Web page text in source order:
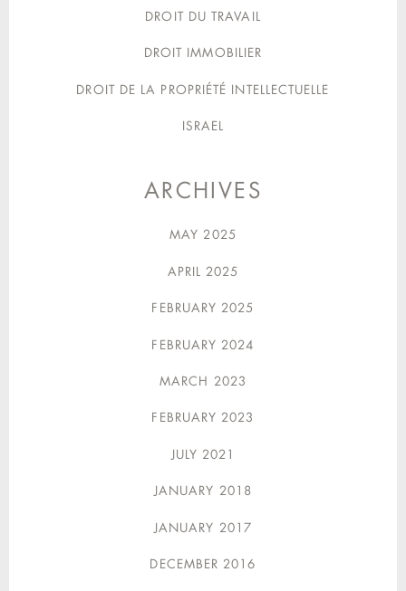
DROIT DU TRAVAIL
DROIT IMMOBILIER
DROIT DE LA PROPRIÉTÉ INTELLECTUELLE
ISRAEL
ARCHIVES
MAY 2025
APRIL 2025
FEBRUARY 2025
FEBRUARY 2024
MARCH 2023
FEBRUARY 2023
JULY 2021
JANUARY 2018
JANUARY 2017
DECEMBER 2016